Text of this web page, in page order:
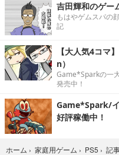
吉田輝和のゲー
もはやゲムスパの
記
【大人気4コマ
n）
Game*Sparkの一
発売中！
Game*Spark/
好評稼働中！
ホーム › 家庭用ゲーム › PS5 › 記